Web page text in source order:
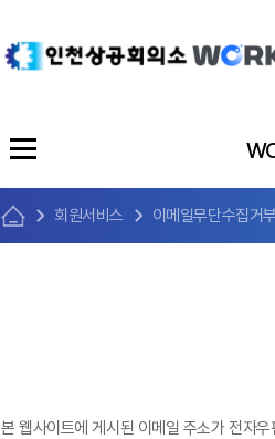
회원서비스 이메일무단수집거
본 웹사이트에 게시된 이메일 주소가 전자